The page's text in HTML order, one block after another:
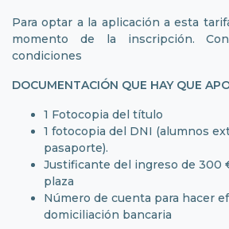
Para optar a la aplicación a esta
momento de la inscripción.
condiciones
DOCUMENTACIÓN QUE HAY QUE
1 Fotocopia del título
1 fotocopia del DNI (alumnos
pasaporte).
Justificante del ingreso de 300
plaza
Número de cuenta para hacer
domiciliación bancaria